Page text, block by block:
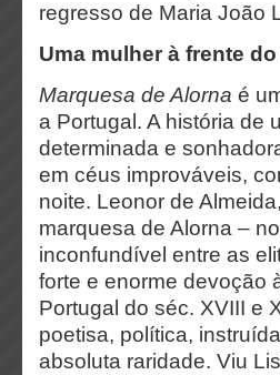
regresso de Maria João
Uma mulher à frente
Marquesa de Alorna é
a Portugal. A história de
determinada e
em céus improváveis,
noite. Leonor de
marquesa de Alorna –
inconfundível entre as
forte e enorme devoção
Portugal do séc. XVIII e
poetisa, política,
absoluta raridade. Viu